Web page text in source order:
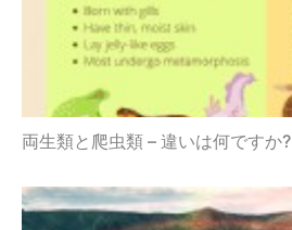
両生類と爬虫類 – 違いは何ですか?